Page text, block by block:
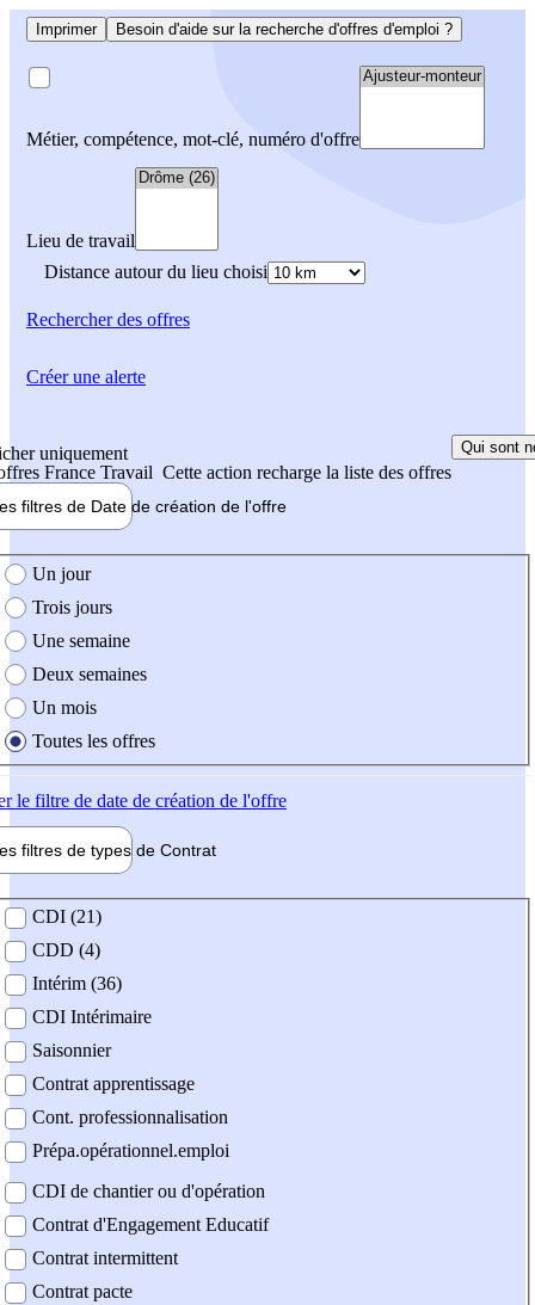
Imprimer Besoin d'aide sur la recherche d'offres d'emploi ?
Métier, compétence, mot-clé, numéro d'offre
Lieu de travail
Distance autour du lieu choisi
Rechercherdes offres
uniquement
France Travail Cette action recharge la liste des offres
Qui sont
filtres de Date de création de l'offre
création de l'offre
Un jour
Trois jours
Une semaine
Deux semaines
Un mois
Toutes les offres
le filtre de date de création de l'offre
filtres de types de Contrat
contrat
CDI (21)
CDD (4)
Intérim (36)
CDI Intérimaire
Saisonnier
Contrat apprentissage
Cont. professionnalisation
Prépa.opérationnel.emploi
CDI de chantier ou d'opération
Contrat d'Engagement Educatif
Contrat intermittent
Contrat pacte
Créer une alerte